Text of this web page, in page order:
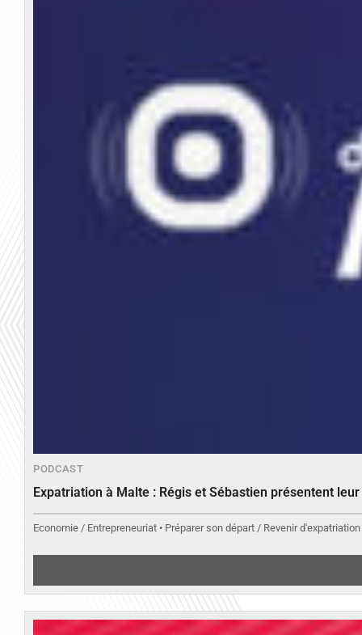
PODCAST
Expatriation à Malte : Régis et Sébastien présentent
Economie / Entrepreneuriat • Préparer son départ / Revenir d'expatriation